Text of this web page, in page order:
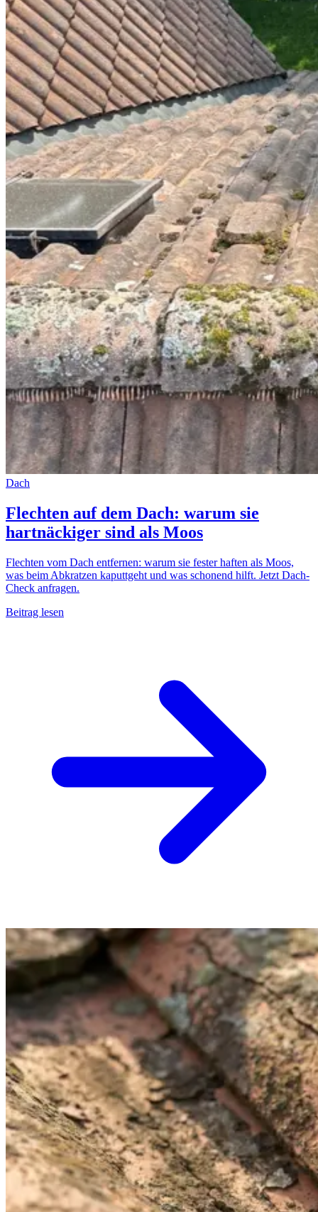
Dach
Flechten auf dem Dach: warum sie
hartnäckiger sind als Moos
Flechten vom Dach entfernen: warum sie fester haften als Moos,
was beim Abkratzen kaputtgeht und was schonend hilft. Jetzt Dach-
Check anfragen.
Beitrag lesen